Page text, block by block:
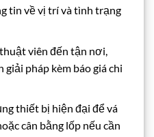
tin về vị trí và tình trạng
viên đến tận nơi,
pháp kèm báo giá chi
thiết bị hiện đại để vá
cân bằng lốp nếu cần